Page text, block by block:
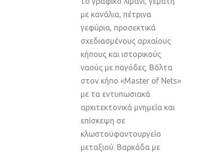
με κανάλια, πέτρινα
γεφύρια, προσεκτικά
σχεδιασμένους αρχαίους
κήπους και ιστορικούς
ναούς με παγόδες. Βόλτα
στον κήπο «Master of Nets»
με τα εντυπωσιακά
αρχιτεκτονικά μνημεία και
επίσκεψη σε
κλωστοϋφαντουργείο
μεταξιού. Βαρκάδα με